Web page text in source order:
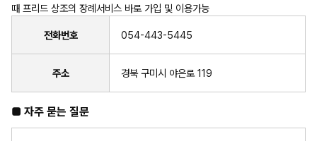
때 프리드 상조의 장례서비스 바로 가입 및 이용가능
전화번호 054-443-5445
주소 경북 구미시 야은로 119
■ 자주 묻는 질문